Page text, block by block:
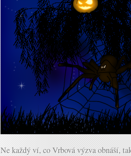
Ne každý ví, co Vrbová výzva obnáší,